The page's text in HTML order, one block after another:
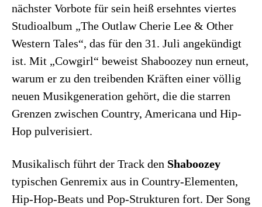
nächster Vorbote für sein heiß ersehntes viertes
Studioalbum „The Outlaw Cherie Lee & Other
Western Tales“, das für den 31. Juli angekündigt
ist. Mit „Cowgirl“ beweist Shaboozey nun erneut,
warum er zu den treibenden Kräften einer völlig
neuen Musikgeneration gehört, die die starren
Grenzen zwischen Country, Americana und Hip-
Hop pulverisiert.
Musikalisch führt der Track den Shaboozey
typischen Genremix aus in Country-Elementen,
Hip-Hop-Beats und Pop-Strukturen fort. Der Song